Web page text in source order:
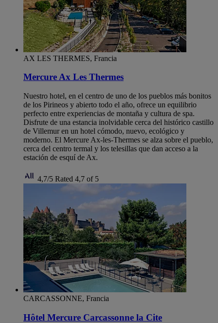
AX LES THERMES, Francia
Mercure Ax Les Thermes
Nuestro hotel, en el centro de uno de los pueblos más bonitos
de los Pirineos y abierto todo el año, ofrece un equilibrio
perfecto entre experiencias de montaña y cultura de spa.
Disfrute de una estancia inolvidable cerca del histórico castillo
de Villemur en un hotel cómodo, nuevo, ecológico y
moderno. El Mercure Ax-les-Thermes se alza sobre el pueblo,
cerca del centro termal y los telesillas que dan acceso a la
estación de esquí de Ax.
4,7/5 Rated 4,7 of 5
CARCASSONNE, Francia
Hôtel Mercure Carcassonne la Cite